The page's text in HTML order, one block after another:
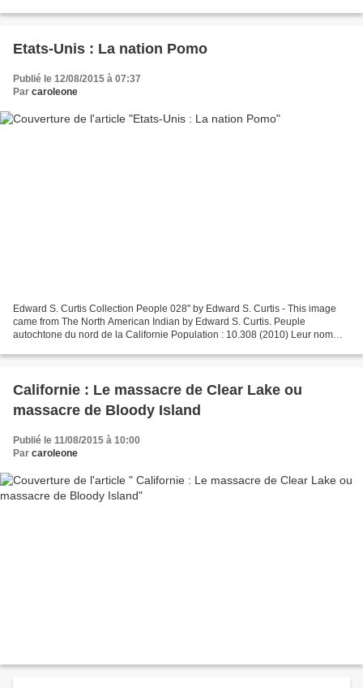
Etats-Unis : La nation Pomo
Publié le 12/08/2015 à 07:37
Par caroleone
Edward S. Curtis Collection People 028" by Edward S. Curtis - This image
came from The North American Indian by Edward S. Curtis. Peuple
autochtone du nord de la Californie Population : 10.308 (2010) Leur nom
Californie : Le massacre de Clear Lake ou
massacre de Bloody Island
Publié le 11/08/2015 à 10:00
Par caroleone